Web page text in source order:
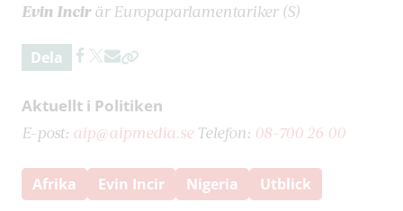
Evin Incirär Europaparlamentariker (S)
Dela
Aktuellt i Politiken
E-post: aip@aipmedia.seTelefon: 08-700 26 00
Afrika Evin Incir Nigeria Utblick